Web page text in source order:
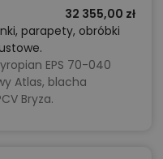
32 355,00 zł
parapety, obróbki
EPS 70-040
Atlas, blacha
Bryza.